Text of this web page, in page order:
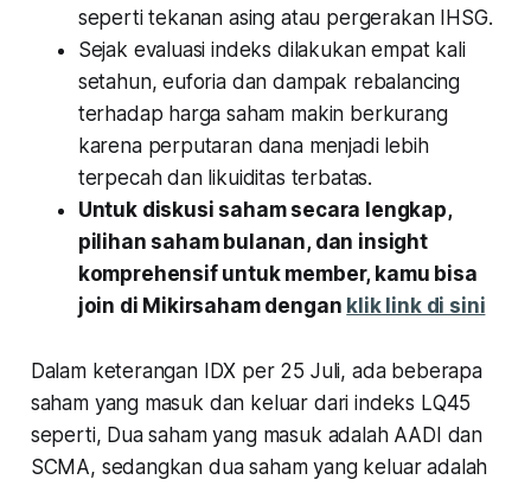
seperti tekanan asing atau pergerakan IHSG.
Sejak evaluasi indeks dilakukan empat kali
setahun, euforia dan dampak rebalancing
terhadap harga saham makin berkurang
karena perputaran dana menjadi lebih
terpecah dan likuiditas terbatas.
Untuk diskusi saham secara lengkap,
pilihan saham bulanan, dan insight
komprehensif untuk member, kamu bisa
join di Mikirsaham dengan klik link di sini
Dalam keterangan IDX per 25 Juli, ada beberapa
saham yang masuk dan keluar dari indeks LQ45
seperti, Dua saham yang masuk adalah AADI dan
SCMA, sedangkan dua saham yang keluar adalah